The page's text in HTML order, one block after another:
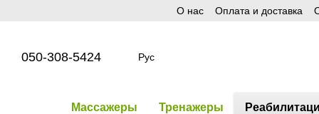
О нас Оплата и доставка
050-308-5424 Рус
Массажеры Тренажеры